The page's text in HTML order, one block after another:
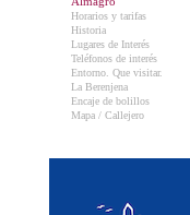
Horarios y tarifas
Historia
Lugares de Interés
Teléfonos de interés
Entorno. Que visitar.
La Berenjena
Encaje de bolillos
Mapa / Callejero